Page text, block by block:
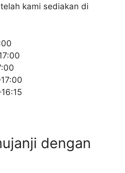
kami sediakan di
dengan